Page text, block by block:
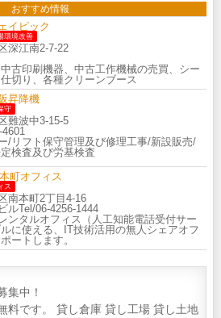
おすすめ情報
イピック
環境改善
深江南2-7-22
古印刷機器、中古工作機械の売買、シー
切り、各種クリーンブース
昇降機
守
難波中3-15-5
/リフト保守管理及び修理工事/新設販売/
検査及び労基検査
町オフィス
ス
南本町2丁目4-16
ルTel/06-4256-1444
ンタルオフィス（人工知能電話受付サー
に使える、IT技術活用の無人シェアオフ
ートします。
集中！
料です。 貸し倉庫 貸し工場 貸し土地